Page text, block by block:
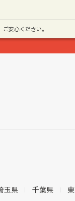
安心ください。
玉県 千葉県